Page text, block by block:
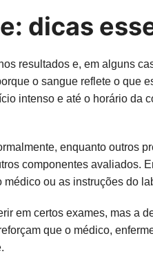
dicas
resultados e, em alguns
o sangue reflete o que
intenso e até o horário da
enquanto outros
componentes avaliados.
ou as instruções do
em certos exames, mas a
que o médico,